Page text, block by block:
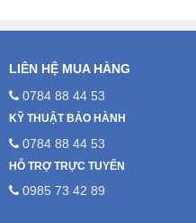
LIÊN HỆ MUA HÀNG
0784 88 44 53
KỸ THUẬT BẢO HÀNH
0784 88 44 53
HỖ TRỢ TRỰC TUYẾN
0985 73 42 89